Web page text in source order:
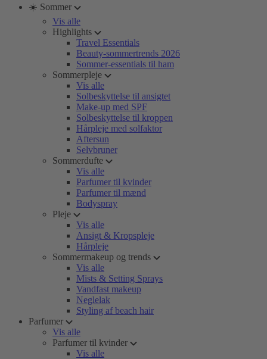
☀️ Sommer
Vis alle
Highlights
Travel Essentials
Beauty-sommertrends 2026
Sommer-essentials til ham
Sommerpleje
Vis alle
Solbeskyttelse til ansigtet
Make-up med SPF
Solbeskyttelse til kroppen
Hårpleje med solfaktor
Aftersun
Selvbruner
Sommerdufte
Vis alle
Parfumer til kvinder
Parfumer til mænd
Bodyspray
Pleje
Vis alle
Ansigt & Kropspleje
Hårpleje
Sommermakeup og trends
Vis alle
Mists & Setting Sprays
Vandfast makeup
Neglelak
Styling af beach hair
Parfumer
Vis alle
Parfumer til kvinder
Vis alle